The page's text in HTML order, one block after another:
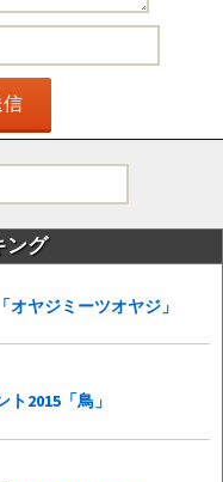
ング
ヤジミーツオヤジ」
2015「鳥」